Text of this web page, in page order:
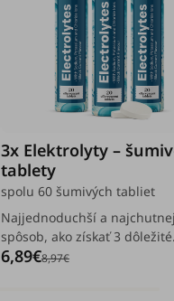
3x Elektrolyty –
tablety
spolu 60 šumivých tabliet
Najjednoduchší a
spôsob, ako získať 3 dôležité
elektrolyty, ktoré podporia
6,89€8,97€